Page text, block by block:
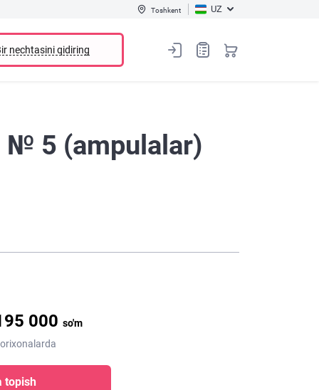
Toshkent UZ
nechtasini qidiring
№ 5 (ampulalar)
000 so'm
topish